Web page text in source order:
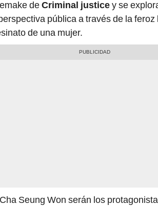
deCriminal justicey se
pública a través de la
de una mujer.
Seung Won serán los